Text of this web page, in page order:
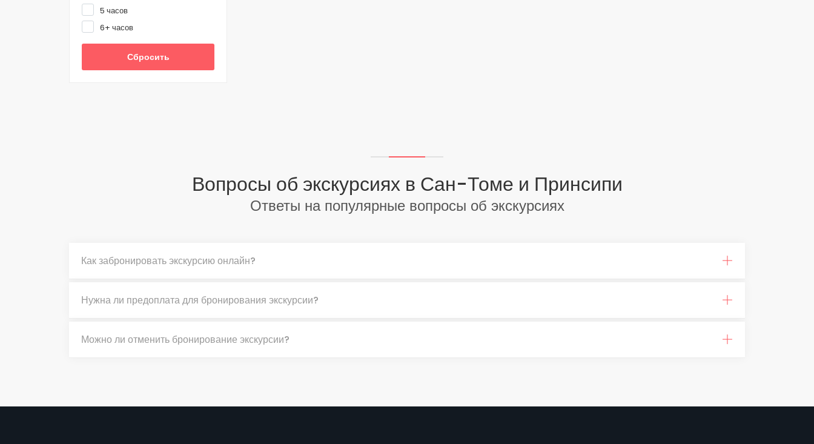
5 часов
6+ часов
Сбросить
Вопросы об экскурсиях в Сан-Томе и Принсипи
Ответы на популярные вопросы об экскурсиях
Как забронировать экскурсию онлайн?
Нужна ли предоплата для бронирования экскурсии?
Можно ли отменить бронирование экскурсии?